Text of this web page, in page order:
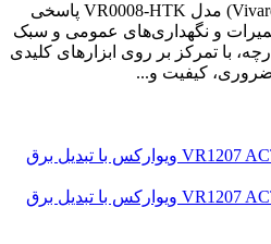
کیت ابزار دستی ویوارکس (Vivarex) مدل VR0008-HTK پاسخی
و نگهداری‌های عمومی و سبک
است. این مجموعه ۸ پارچه، با تمرکز بر روی ابزارهای کلیدی
کیفیت و...